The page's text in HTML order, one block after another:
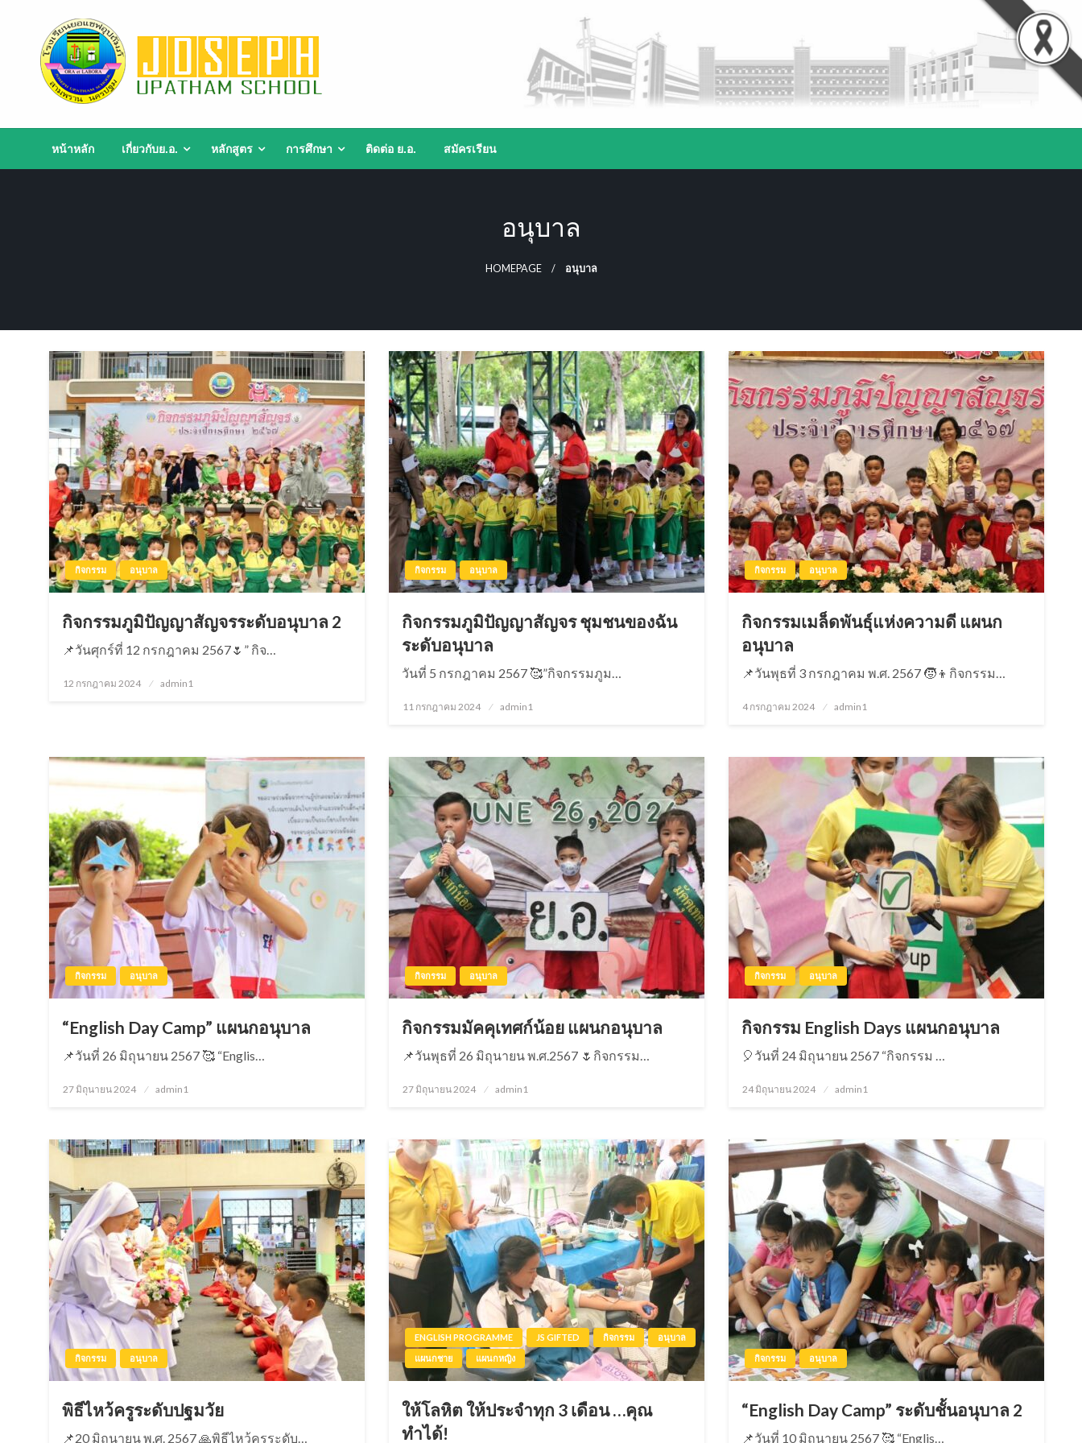
content
หน้าหลัก เกี่ยวกับย.อ. หลักสูตร การศึกษา ติดต่อ ย.อ. สมัครเรียน
อนุบาล
HOMEPAGE อนุบาล
กิจกรรม อนุบาล
กิจกรรมภูมิปัญญาสัญจรระดับอนุบาล 2
📌วันศุกร์ที่ 12 กรกฎาคม 2567🌷” กิจ…
Posted
12 กรกฎาคม 2024 admin1
กิจกรรม อนุบาล
กิจกรรมภูมิปัญญาสัญจร ชุมชนของฉัน
ระดับอนุบาล
วันที่ 5 กรกฎาคม 2567 🥰”กิจกรรมภูม…
Posted
11 กรกฎาคม 2024 admin1
กิจกรรม อนุบาล
กิจกรรมเมล็ดพันธุ์แห่งความดี แผนก
อนุบาล
📌วันพุธที่ 3 กรกฎาคม พ.ศ. 2567 🧒👦กิจกรรม…
Posted
4 กรกฎาคม 2024 admin1
กิจกรรม อนุบาล
“English Day Camp” แผนกอนุบาล
📌วันที่ 26 มิถุนายน 2567 🥰 “Englis…
Posted
27 มิถุนายน 2024 admin1
กิจกรรม อนุบาล
กิจกรรมมัคคุเทศก์น้อย แผนกอนุบาล
📌วันพุธที่ 26 มิถุนายน พ.ศ.2567 🌷กิจกรรม…
Posted
27 มิถุนายน 2024 admin1
กิจกรรม อนุบาล
กิจกรรม English Days แผนกอนุบาล
🎈วันที่ 24 มิถุนายน 2567 “กิจกรรม …
Posted
24 มิถุนายน 2024 admin1
กิจกรรม อนุบาล
พิธีไหว้ครูระดับปฐมวัย
📌20 มิถุนายน พ.ศ. 2567 🙏พิธีไหว้ครูระดับ…
ENGLISH PROGRAMME JS GIFTED กิจกรรม
อนุบาล
แผนกชาย
แผนกหญิง
ให้โลหิต ให้ประจำทุก 3 เดือน …คุณ
ทำได้!
กิจกรรม อนุบาล
“English Day Camp” ระดับชั้นอนุบาล 2
📌วันที่ 10 มิถุนายน 2567 🥰 “Englis…